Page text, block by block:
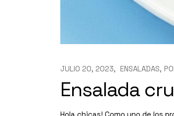
JULIO 20, 2023 ENSALADAS
Ensalada